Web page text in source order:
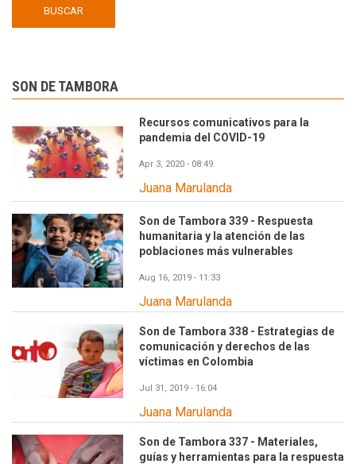
SON DE TAMBORA
Recursos comunicativos para la
pandemia del COVID-19
Apr 3, 2020 - 08:49
Juana Marulanda
Son de Tambora 339 - Respuesta
humanitaria y la atención de las
poblaciones más vulnerables
Aug 16, 2019 - 11:33
Juana Marulanda
Son de Tambora 338 - Estrategias de
comunicación y derechos de las
víctimas en Colombia
Jul 31, 2019 - 16:04
Juana Marulanda
Son de Tambora 337 - Materiales,
guías y herramientas para la respuesta